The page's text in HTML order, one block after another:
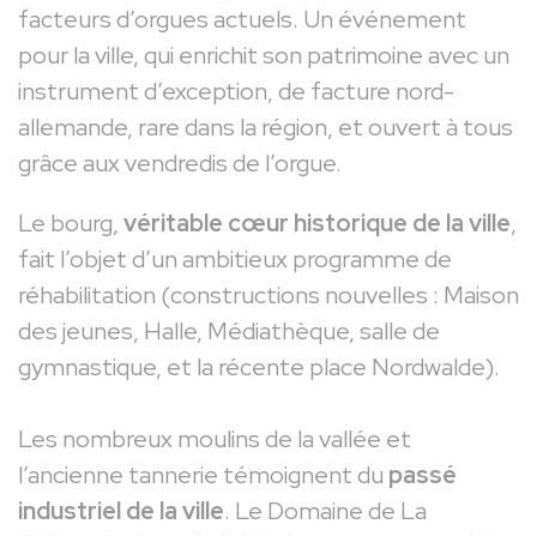
facteurs d’orgues actuels. Un événement
pour la ville, qui enrichit son patrimoine avec un
instrument d’exception, de facture nord-
allemande, rare dans la région, et ouvert à tous
grâce aux vendredis de l’orgue.
Le bourg,véritable cœur historique de la ville,
fait l’objet d’un ambitieux programme de
réhabilitation (constructions nouvelles : Maison
des jeunes, Halle, Médiathèque, salle de
gymnastique, et la récente place Nordwalde).
Les nombreux moulins de la vallée et
l’ancienne tannerie témoignent du passé
industriel de la ville. Le Domaine de La